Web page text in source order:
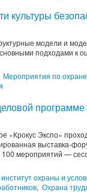
культуры
модели и
подходами к
Мероприятия по
«Крокус Экспо»
выставка-
мероприятий —
охраны и
, Охрана